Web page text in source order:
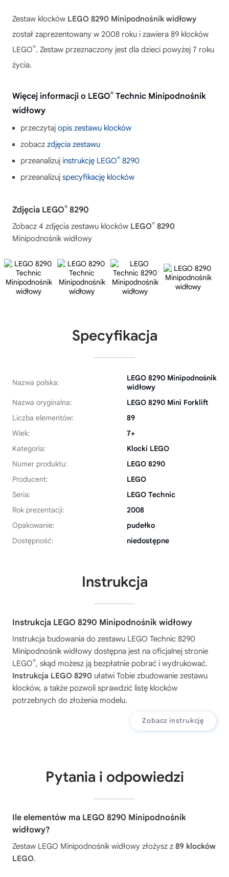
Zestaw klocków LEGO 8290 Minipodnośnik widłowy
został zaprezentowany w 2008 roku i zawiera 89 klocków
LEGO®. Zestaw przeznaczony jest dla dzieci powyżej 7 roku
życia.
Więcej informacji o LEGO® Technic Minipodnośnik
widłowy
przeczytaj opis zestawu klocków
zobacz zdjęcia zestawu
przeanalizuj instrukcję LEGO® 8290
przeanalizuj specyfikację klocków
Zdjęcia LEGO® 8290
Zobacz 4 zdjęcia zestawu klocków LEGO® 8290
Minipodnośnik widłowy
Specyfikacja
Nazwa polska:
LEGO 8290 Minipodnośnik
widłowy
Nazwa oryginalna:
LEGO 8290 Mini Forklift
Liczba elementów:
89
Wiek:
7+
Kategoria:
Klocki LEGO
Numer produktu:
LEGO 8290
Producent:
LEGO
Seria:
LEGO Technic
Rok prezentacji:
2008
Opakowanie:
pudełko
Dostępność:
niedostępne
Instrukcja
Instrukcja LEGO 8290 Minipodnośnik widłowy
Instrukcja budowania do zestawu LEGO Technic 8290
Minipodnośnik widłowy dostępna jest na oficjalnej stronie
LEGO®, skąd możesz ją bezpłatnie pobrać i wydrukować.
Instrukcja LEGO 8290 ułatwi Tobie zbudowanie zestawu
klocków, a także pozwoli sprawdzić listę klocków
potrzebnych do złożenia modelu.
Zobacz instrukcję
Pytania i odpowiedzi
Ile elementów ma LEGO 8290 Minipodnośnik
widłowy?
Zestaw LEGO Minipodnośnik widłowy złożysz z 89 klocków
LEGO.